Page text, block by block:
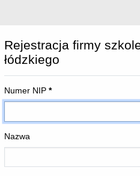
Rejestracja firmy
łódzkiego
Numer NIP *
Nazwa